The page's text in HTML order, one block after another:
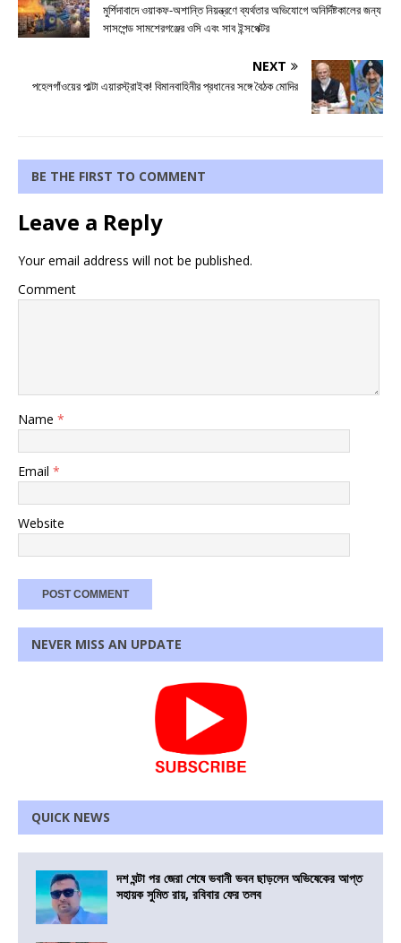
মুর্শিদাবাদে ওয়াকফ-অশান্তি নিয়ন্ত্রণে ব্যর্থতার অভিযোগে অনির্দিষ্টকালের জন্য
সাসপেন্ড সামশেরগঞ্জের ওসি এবং সাব ইন্সপেক্টর
NEXT
পহেলগাঁওয়ের পাল্টা এয়ারস্ট্রাইক! বিমানবাহিনীর প্রধানের সঙ্গে বৈঠক মোদির
BE THE FIRST TO COMMENT
Leave a Reply
Your email address will not be published.
Comment
Name *
Email *
Website
NEVER MISS AN UPDATE
QUICK NEWS
দশ ঘন্টা পর জেরা শেষে ভবানী ভবন ছাড়লেন অভিষেকের আপ্ত
সহায়ক সুমিত রায়, রবিবার ফের তলব